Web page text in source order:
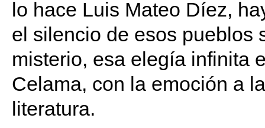
lo hace Luis Mateo Díez,
el silencio de esos pueblos
misterio, esa elegía infinita
Celama, con la emoción a
literatura.